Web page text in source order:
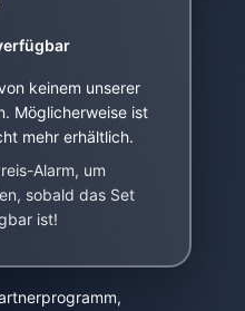
keinem unserer
Möglicherweise ist
mehr erhältlich.
Alarm, um
sobald das Set
ist!